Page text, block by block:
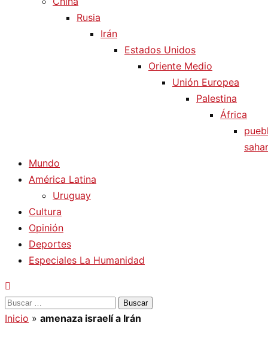
Rusia
Irán
Estados Unidos
Oriente Medio
Unión Europea
Palestina
África
Mundo
América Latina
Uruguay
Cultura
Opinión
Deportes
Especiales La Humanidad
Buscar:
Inicio » amenaza israelí a Irán